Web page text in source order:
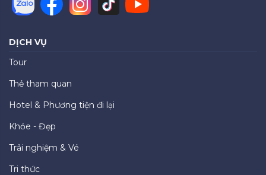
DỊCH VỤ
Tour
Thẻ tham quan
Hotel & Phương tiện đi lại
Khỏe - Đẹp
Trải nghiệm & Vé
Tri thức